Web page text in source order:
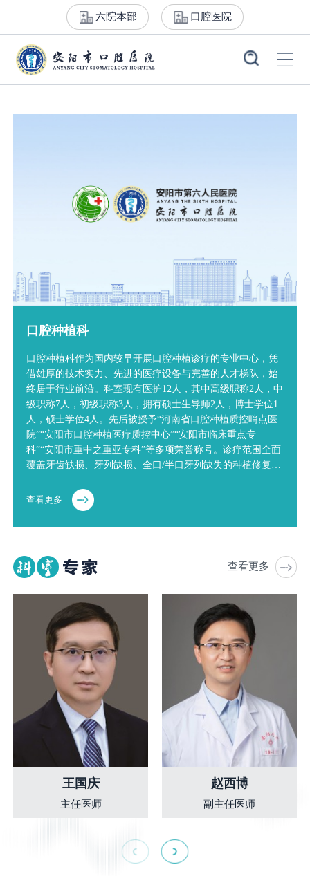
六院本部 口腔医院
口腔种植科
口腔种植科作为国内较早开展口腔种植诊疗的专业中心，凭
借雄厚的技术实力、先进的医疗设备与完善的人才梯队，始
终居于行业前沿。科室现有医护12人，其中高级职称2人，中
级职称7人，初级职称3人，拥有硕士生导师2人，博士学位1
人，硕士学位4人。先后被授予“河南省口腔种植质控哨点医
院”“安阳市口腔种植医疗质控中心”“安阳市临床重点专
科”“安阳市重中之重亚专科”等多项荣誉称号。诊疗范围全面
覆盖牙齿缺损、牙列缺损、全口/半口牙列缺失的种植修复，
修复、计算机辅助数字化种植（机器人/导航/导…
查看更多
查看更多
王国庆
主任医师
赵西博
副主任医师